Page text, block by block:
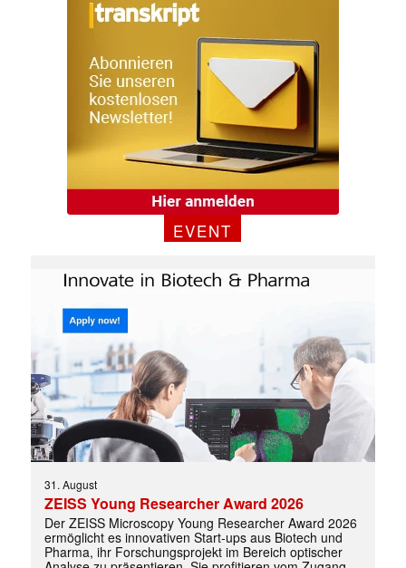
EVENT
31. August
ZEISS Young Researcher Award 2026
Der ZEISS Microscopy Young Researcher Award 2026
ermöglicht es innovativen Start-ups aus Biotech und
Pharma, ihr Forschungsprojekt im Bereich optischer